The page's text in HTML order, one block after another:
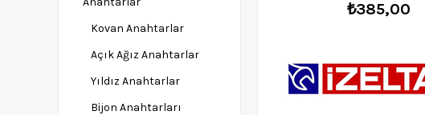
Kovan Anahtarlar
Açık Ağız Anahtarlar
Yıldız Anahtarlar
Bijon Anahtarları
₺385,00